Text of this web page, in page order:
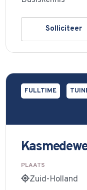
Solliciteer
FULLTIME
PLAATS
Zuid-Holland